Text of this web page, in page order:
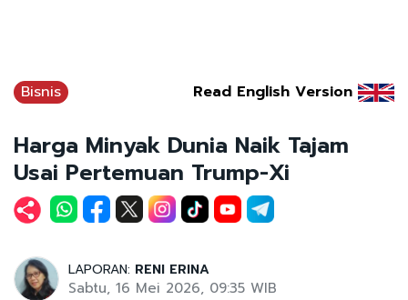
Bisnis Read English Version
Harga Minyak Dunia Naik Tajam
Usai Pertemuan Trump-Xi
LAPORAN: RENI ERINA
Sabtu, 16 Mei 2026, 09:35 WIB